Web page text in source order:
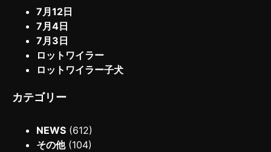
7月12日
7月4日
7月3日
ロットワイラー
ロットワイラー子犬
カテゴリー
NEWS (612)
その他(104)